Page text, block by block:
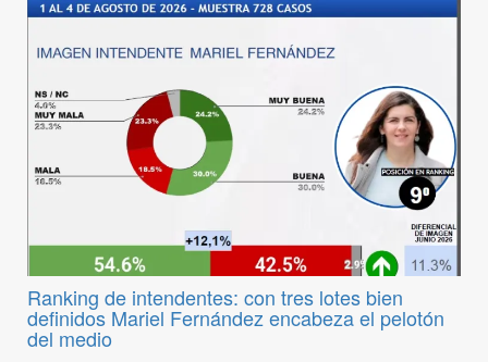
Ranking de intendentes: con tres lotes bien
definidos Mariel Fernández encabeza el pelotón
del medio